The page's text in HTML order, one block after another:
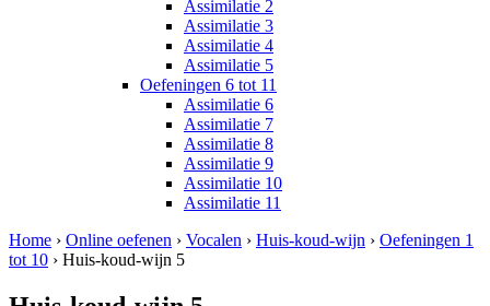
Assimilatie 2
Assimilatie 3
Assimilatie 4
Assimilatie 5
Oefeningen 6 tot 11
Assimilatie 6
Assimilatie 7
Assimilatie 8
Assimilatie 9
Assimilatie 10
Assimilatie 11
Home › Online oefenen › Vocalen › Huis-koud-wijn › Oefeningen 1
tot 10 › Huis-koud-wijn 5